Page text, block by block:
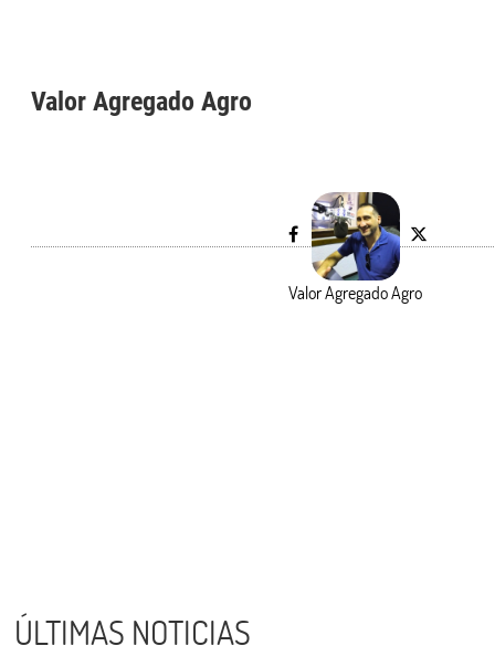
Valor Agregado Agro
Valor Agregado Agro
ÚLTIMAS NOTICIAS